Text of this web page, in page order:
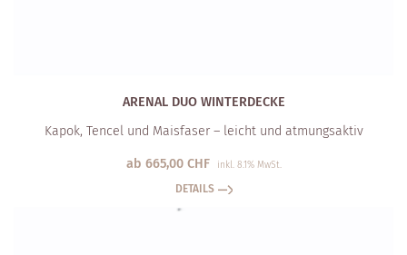
ARENAL DUO WINTERDECKE
Kapok, Tencel und Maisfaser – leicht und atmungsaktiv
ab 665,00 CHF inkl. 8.1% MwSt.
DETAILS